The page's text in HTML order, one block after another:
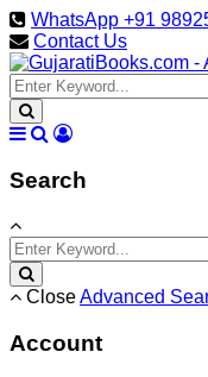
WhatsApp +91
Contact Us
Search
CloseAdvanced
Account